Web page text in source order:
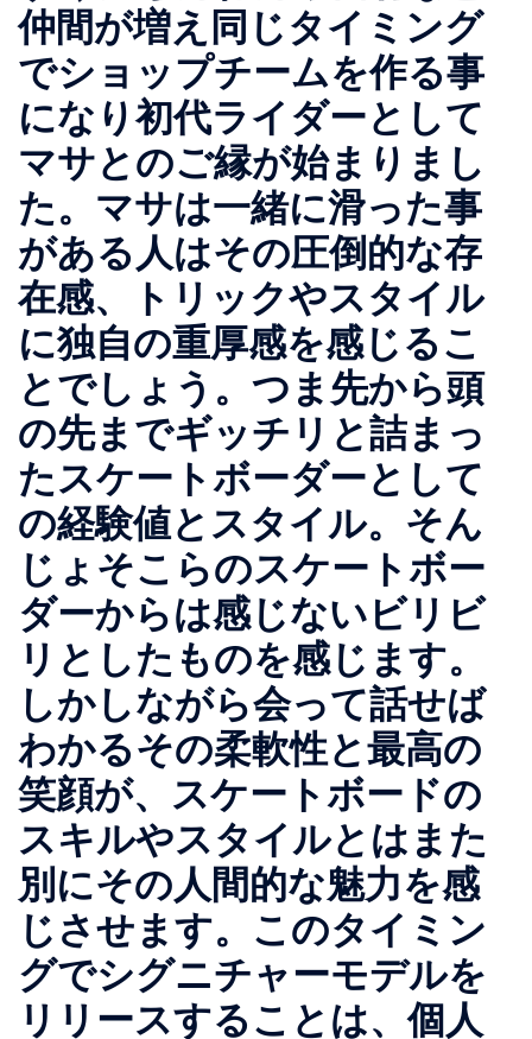
仲間が増え同じタイミング
でショップチームを作る事
になり初代ライダーとして
マサとのご縁が始まりまし
た。マサは一緒に滑った事
がある人はその圧倒的な存
在感、トリックやスタイル
に独自の重厚感を感じるこ
とでしょう。つま先から頭
の先までギッチリと詰まっ
たスケートボーダーとして
の経験値とスタイル。そん
じょそこらのスケートボー
ダーからは感じないビリビ
リとしたものを感じます。
しかしながら会って話せば
わかるその柔軟性と最高の
笑顔が、スケートボードの
スキルやスタイルとはまた
別にその人間的な魅力を感
じさせます。このタイミン
グでシグニチャーモデルを
リリースすることは、個人